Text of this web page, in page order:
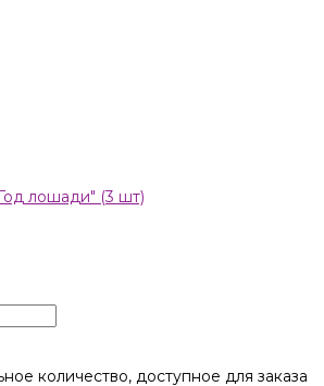
лошади" (3 шт)
количество, доступное для заказа